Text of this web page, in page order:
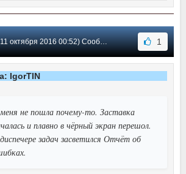
октября 2016 00:52) Сообщение #3 1
IgorTIN
не пошла почему-то. Заставка
и плавно в чёрный экран перешол.
задач засветился Отчёт об